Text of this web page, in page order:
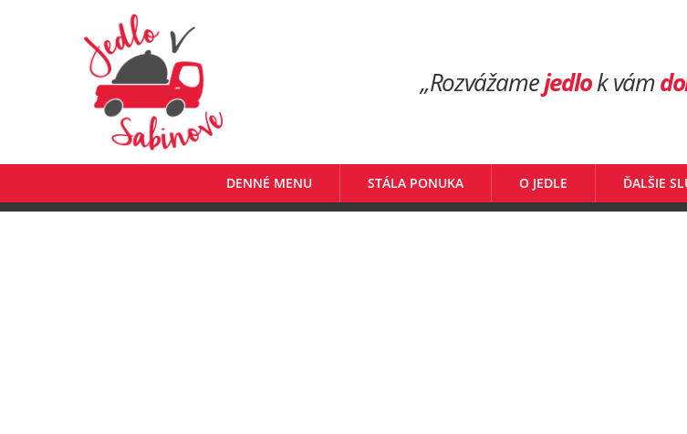
„Rozvážamejedlok vám
DENNÉ MENU STÁLA PONUKA O JEDLE ĎALŠIE